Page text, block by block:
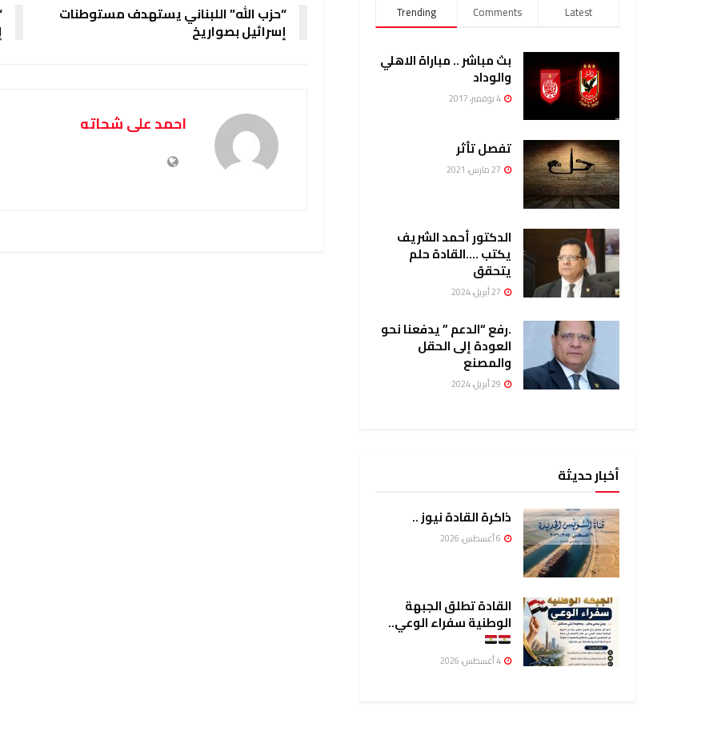
“حزب الله” اللبناني يستهدف مستوطنات
إسرائيل بصواريخ
احمد على شحاته
Trending Comments Latest
بث مباشر .. مباراة الاهلي
والوداد
تفصل تأثر
الدكتور أحمد الشريف
يكتب ….القادة حلم
يتحقق
.رفع “الدعم ” يدفعنا نحو
العودة إلى الحقل
والمصنع
أخبار حديثة
ذاكرة القادة نيوز ..
القادة تطلق الجبهة
الوطنية سفراء الوعي..